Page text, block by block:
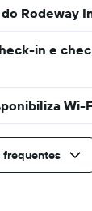
Rodeway
in e
Wi-
frequentes